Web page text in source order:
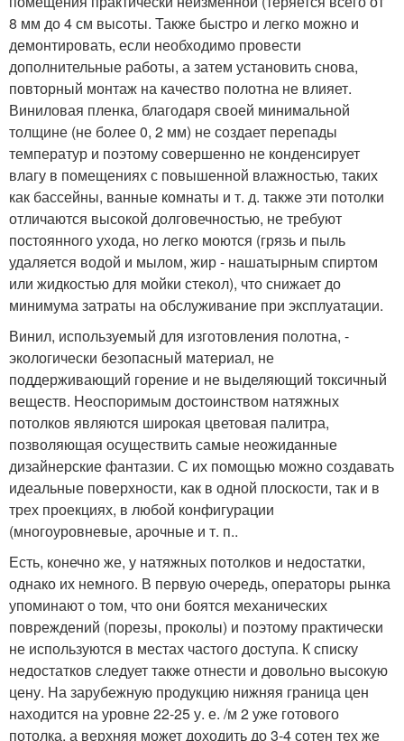
8 мм до 4 см высоты. Также быстро и легко можно и
демонтировать, если необходимо провести
дополнительные работы, а затем установить снова,
повторный монтаж на качество полотна не влияет.
Виниловая пленка, благодаря своей минимальной
толщине (не более 0, 2 мм) не создает перепады
температур и поэтому совершенно не конденсирует
влагу в помещениях с повышенной влажностью, таких
как бассейны, ванные комнаты и т. д. также эти потолки
отличаются высокой долговечностью, не требуют
постоянного ухода, но легко моются (грязь и пыль
удаляется водой и мылом, жир - нашатырным спиртом
или жидкостью для мойки стекол), что снижает до
минимума затраты на обслуживание при эксплуатации.
Винил, используемый для изготовления полотна, -
экологически безопасный материал, не
поддерживающий горение и не выделяющий токсичный
веществ. Неоспоримым достоинством натяжных
потолков являются широкая цветовая палитра,
позволяющая осуществить самые неожиданные
дизайнерские фантазии. С их помощью можно создавать
идеальные поверхности, как в одной плоскости, так и в
трех проекциях, в любой конфигурации
(многоуровневые, арочные и т. п..
Есть, конечно же, у натяжных потолков и недостатки,
однако их немного. В первую очередь, операторы рынка
упоминают о том, что они боятся механических
повреждений (порезы, проколы) и поэтому практически
не используются в местах частого доступа. К списку
недостатков следует также отнести и довольно высокую
цену. На зарубежную продукцию нижняя граница цен
находится на уровне 22-25 у. е. /м 2 уже готового
потолка, а верхняя может доходить до 3-4 сотен тех же